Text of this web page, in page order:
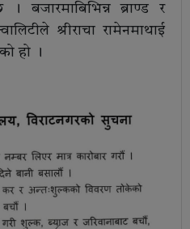
। बजारमाबिभिन्न ब्राण्ड र
श्रीराचा रामेनमाथाई
हो ।